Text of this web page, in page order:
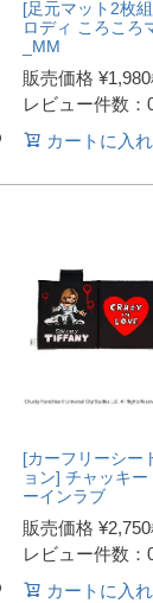
[足元マット2枚
ロディ ころころ
_MM
販売価格 ¥1,980
レビュー件数：
カートに入
[カーフリーシー
ョン] チャッキ
ーインラブ
販売価格 ¥2,750
レビュー件数：
カートに入